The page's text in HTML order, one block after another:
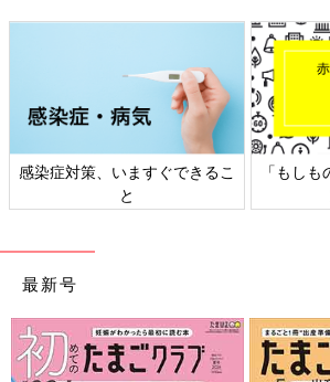
刺繍がポイント！759円で買えたT
感染症対策、いますぐできるこ
と
「もし
最新号